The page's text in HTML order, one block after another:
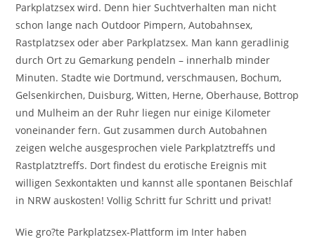
Parkplatzsex wird. Denn hier Suchtverhalten man nicht
schon lange nach Outdoor Pimpern, Autobahnsex,
Rastplatzsex oder aber Parkplatzsex. Man kann geradlinig
durch Ort zu Gemarkung pendeln – innerhalb minder
Minuten. Stadte wie Dortmund, verschmausen, Bochum,
Gelsenkirchen, Duisburg, Witten, Herne, Oberhause, Bottrop
und Mulheim an der Ruhr liegen nur einige Kilometer
voneinander fern. Gut zusammen durch Autobahnen
zeigen welche ausgesprochen viele Parkplatztreffs und
Rastplatztreffs. Dort findest du erotische Ereignis mit
willigen Sexkontakten und kannst alle spontanen Beischlaf
in NRW auskosten! Vollig Schritt fur Schritt und privat!
Wie gro?te Parkplatzsex-Plattform im Inter haben